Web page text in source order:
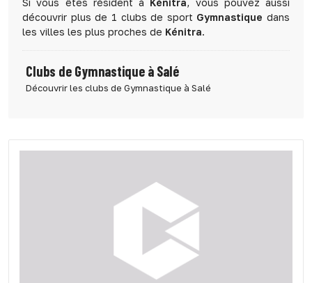
découvrir plus de 1 clubs de sport Gymnastique dans
les villes les plus proches de Kénitra.
Clubs de Gymnastique à Salé
Découvrir les clubs de Gymnastique à Salé